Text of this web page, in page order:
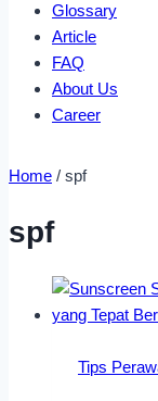
Glossary
Article
FAQ
About Us
Career
Home / spf
spf
Tips